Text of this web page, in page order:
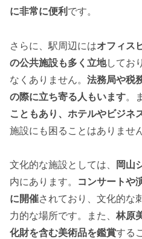
に非常に便利 です。
さらに、駅周辺にはオフィス
の公共施設も多く立地してお
なくありません。 法務局や税
の際に立ち寄る人もいます。
こともあり、ホテルやビジネ
施設にも困ることはありません
文化的な施設としては、 岡山
内にあります。
コンサートや
に開催されており、文化的な
力的な場所です。また、 林原
化財を含む美術品を鑑賞する